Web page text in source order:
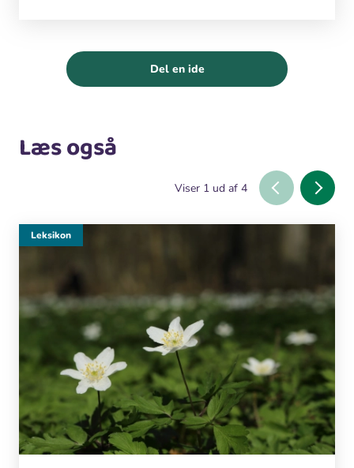
Del en ide
Læs også
Viser 1 ud af 4
Leksikon